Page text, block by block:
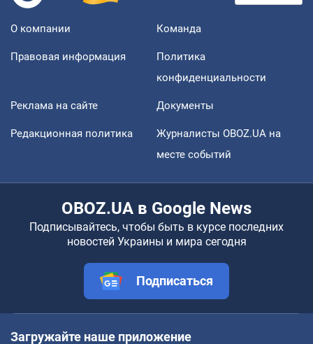
О компании Команда
Правовая информация
Политика
конфиденциальности
Реклама на сайте Документы
Редакционная политика
Журналисты OBOZ.UA на
месте событий
OBOZ.UA в Google News
Подписывайтесь, чтобы быть в курсе последних
новостей Украины и мира сегодня
Подписаться
Загружайте наше приложение